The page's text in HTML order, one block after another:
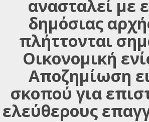
ανασταλεί με
δημόσιας
πλήττονται
Οικονομική
Αποζημίωση
σκοπού για
ελεύθερους